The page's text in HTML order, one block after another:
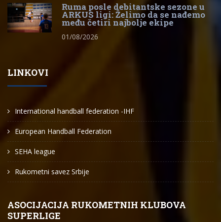
Ruma posle debitantske sezone u
ARKUS ligi: Želimo da se nađemo
među četiri najbolje ekipe
01/08/2026
LINKOVI
International handball federation -IHF
European Handball Federation
SEHA league
Rukometni savez Srbije
ASOCIJACIJA RUKOMETNIH KLUBOVA
SUPERLIGE